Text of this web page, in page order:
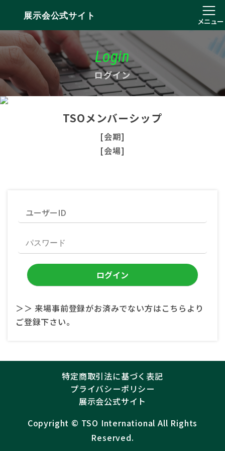
展示会公式サイト
メニュー
Login
ログイン
TSOメンバーシップ
[会期]
[会場]
＞＞ 来場事前登録がお済みでない方はこちらより
ご登録下さい。
特定商取引法に基づく表記
プライバシーポリシー
展示会公式サイト
Copyright ©︎ TSO International All Rights
Reserved.